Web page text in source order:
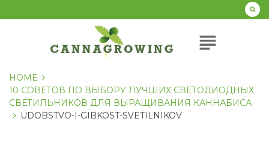
к
subject
HOME
10 СОВЕТОВ ПО ВЫБОРУ ЛУЧШИХ СВЕТОДИОДНЫХ
СВЕТИЛЬНИКОВ ДЛЯ ВЫРАЩИВАНИЯ КАННАБИСА
UDOBSTVO-I-GIBKOST-SVETILNIKOV